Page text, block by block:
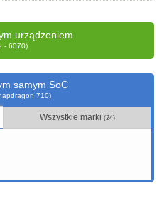
urządzeniem
- 6070)
samym SoC
710)
Wszystkie marki (24)